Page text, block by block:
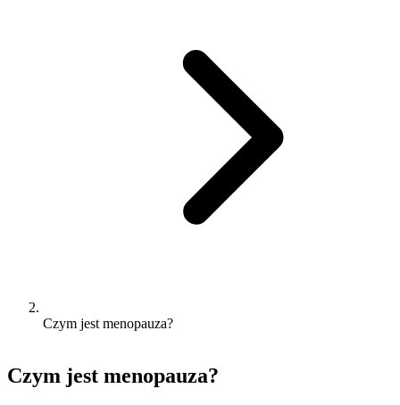
Czym jest menopauza?
Czym jest menopauza?